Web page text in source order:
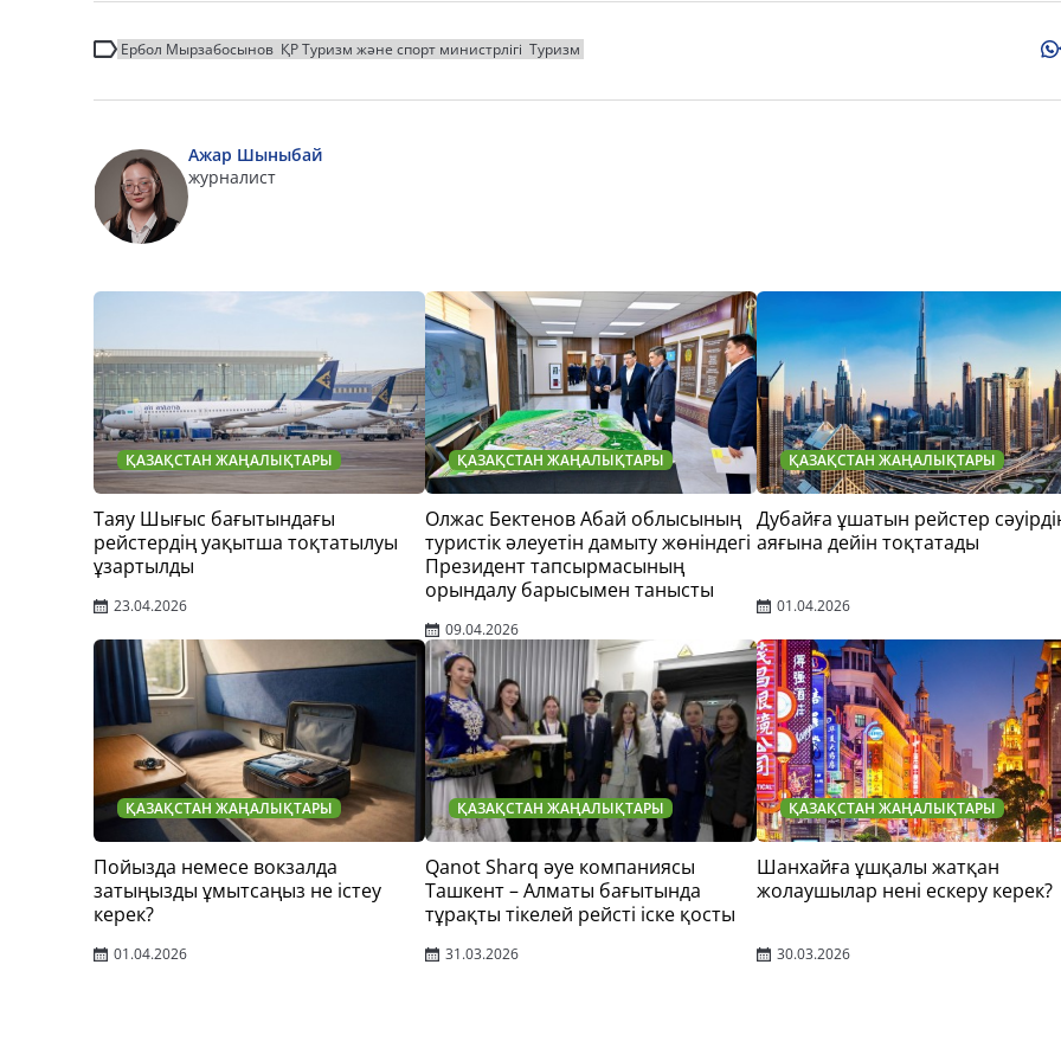
Ербол Мырзабосынов ҚР Туризм және спорт министрлігі Туризм
Ажар Шыныбай
журналист
ҚАЗАҚСТАН ЖАҢАЛЫҚТАРЫ
Таяу Шығыс бағытындағы
рейстердің уақытша тоқтатылуы
ұзартылды
23.04.2026
ҚАЗАҚСТАН ЖАҢАЛЫҚТАРЫ
Олжас Бектенов Абай облысының
туристік әлеуетін дамыту жөніндегі
Президент тапсырмасының
орындалу барысымен танысты
09.04.2026
ҚАЗАҚСТАН ЖАҢАЛЫҚТАРЫ
Дубайға ұшатын рейстер
аяғына дейін тоқтатады
01.04.2026
ҚАЗАҚСТАН ЖАҢАЛЫҚТАРЫ
Пойызда немесе вокзалда
затыңызды ұмытсаңыз не істеу
керек?
01.04.2026
ҚАЗАҚСТАН ЖАҢАЛЫҚТАРЫ
Qanot Sharq әуе компаниясы
Ташкент – Алматы бағытында
тұрақты тікелей рейсті іске қосты
31.03.2026
ҚАЗАҚСТАН ЖАҢАЛЫҚТАРЫ
Шанхайға ұшқалы жатқан
жолаушылар нені ескеру керек?
30.03.2026